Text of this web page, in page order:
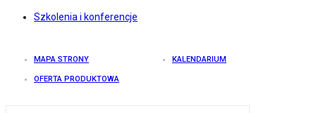
Szkolenia i konferencje
MAPA STRONY KALENDARIUM
OFERTA PRODUKTOWA